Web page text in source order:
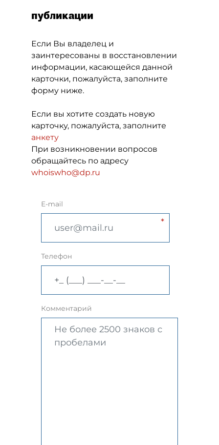
публикации
Если Вы владелец и
заинтересованы в восстановлении
информации, касающейся данной
карточки, пожалуйста, заполните
форму ниже.
Если вы хотите создать новую
карточку, пожалуйста, заполните
анкету
При возникновении вопросов
обращайтесь по адресу
whoiswho@dp.ru
E-mail
Телефон
Комментарий